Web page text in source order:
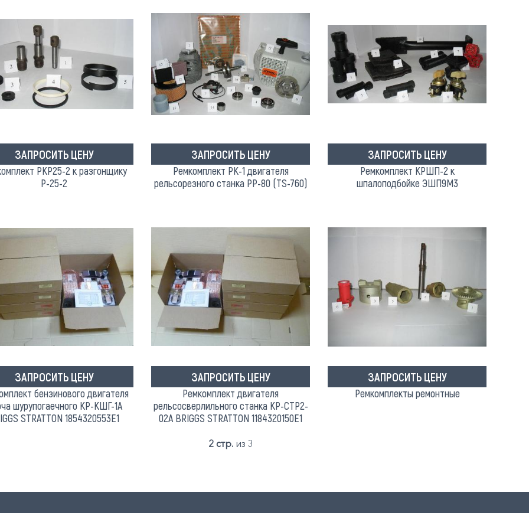
ЗАПРОСИТЬ ЦЕНУ
РКР25-2 к разгонщику
Р-25-2
ЗАПРОСИТЬ ЦЕНУ
Ремкомплект РК-1 двигателя
рельсорезного станка РР-80 (TS-760)
ЗАПРОСИТЬ ЦЕНУ
Ремкомплект КРШП-2 к
шпалоподбойке ЭШП9М3
ЗАПРОСИТЬ ЦЕНУ
бензинового двигателя
шурупогаечного КР-КШГ-1А
STRATTON 1854320553E1
ЗАПРОСИТЬ ЦЕНУ
Ремкомплект двигателя
рельсосверлильного станка КР-СТР2-
02А BRIGGS STRATTON 1184320150E1
ЗАПРОСИТЬ ЦЕНУ
Ремкомплекты ремонтные
2 стр.из 3